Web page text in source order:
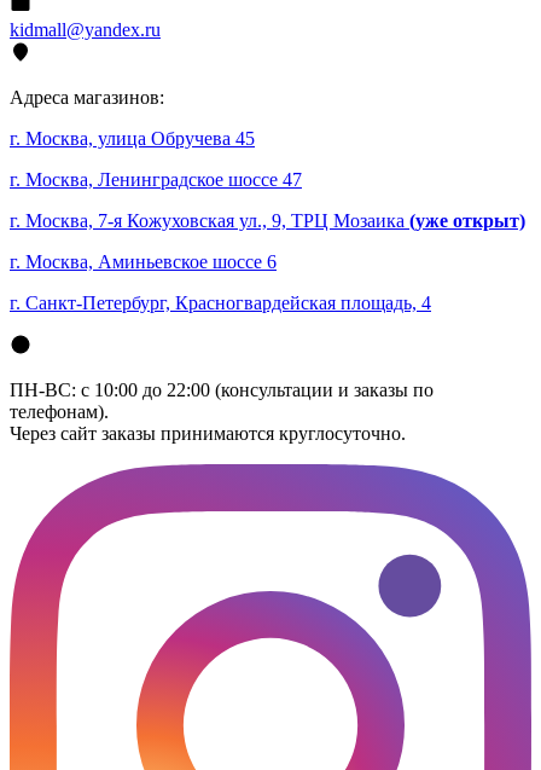
kidmall@yandex.ru
Адреса магазинов:
г. Москва, улица Обручева 45
г. Москва, Ленинградское шоссе 47
г. Москва, 7-я Кожуховская ул., 9, ТРЦ Мозаика (уже открыт)
г. Москва, Аминьевское шоссе 6
г. Санкт-Петербург, Красногвардейская площадь, 4
ПН-ВС: с 10:00 до 22:00 (консультации и заказы по
телефонам).
Через сайт заказы принимаются круглосуточно.